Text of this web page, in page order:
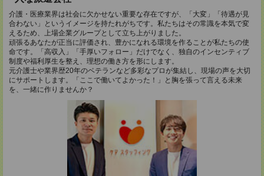
介護・医療業界は社会に欠かせない重要な存在ですが、「大変」「待遇が見
合わない」というイメージを持たれがちです。私たちはその常識を本気で変
えるため、上場企業グループとして立ち上がりました。
頑張るあなたが正当に評価され、豊かになれる環境を作ることが私たちの使
命です。「高収入」「手厚いフォロー」だけでなく、独自のインセンティブ
制度や福利厚生を整え、理想の働き方を形にします。
元介護士や業界歴20年のベテランなど多彩なプロが集結し、現場の声を大切
にサポートします。「ここで働いてよかった！」と胸を張って言える未来
を、一緒に作りませんか？